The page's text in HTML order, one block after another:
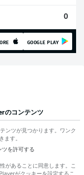
0
GOOGLE PLAY
のコンテンツ
ンツが見つかります。ワンク
ます。
ツを許可する
があることに同意します。こ